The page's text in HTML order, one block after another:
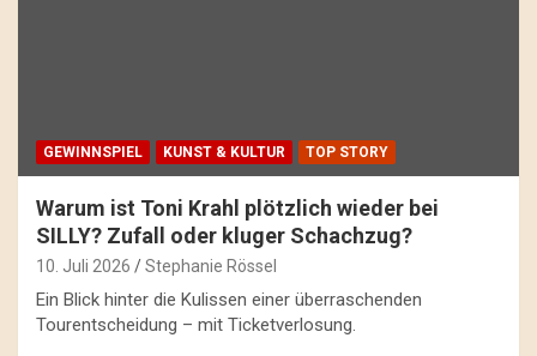
GEWINNSPIEL KUNST & KULTUR TOP STORY
Warum ist Toni Krahl plötzlich wieder bei
SILLY? Zufall oder kluger Schachzug?
10. Juli 2026 Stephanie Rössel
Ein Blick hinter die Kulissen einer überraschenden
Tourentscheidung – mit Ticketverlosung.